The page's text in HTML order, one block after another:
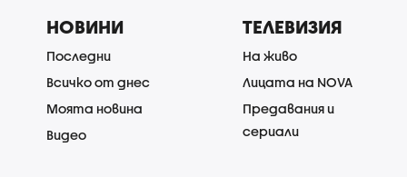
НОВИНИ
Последни
Всичко от днес
Моята новина
Видео
ТЕЛЕВИЗИЯ
На живо
Лицата на NOVA
Предавания и
сериали